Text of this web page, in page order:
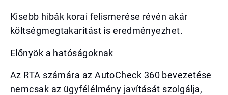
Kisebb hibák korai felismerése révén akár
költségmegtakarítást is eredményezhet.
Előnyök a hatóságoknak
Az RTA számára az AutoCheck 360 bevezetése
nemcsak az ügyfélélmény javítását szolgálja,